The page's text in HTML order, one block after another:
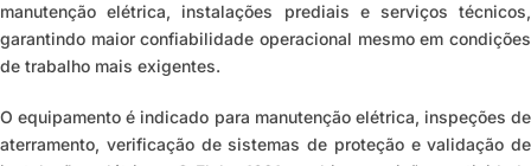
manutenção elétrica, instalações prediais e serviços técnicos,
garantindo maior confiabilidade operacional mesmo em condições
de trabalho mais exigentes.
O equipamento é indicado para manutenção elétrica, inspeções de
aterramento, verificação de sistemas de proteção e validação de